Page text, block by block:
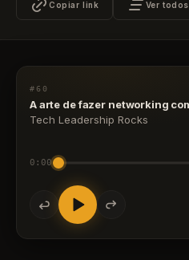
Copiar link Ver todos
#60
Tech Leadership Rocks
0:00